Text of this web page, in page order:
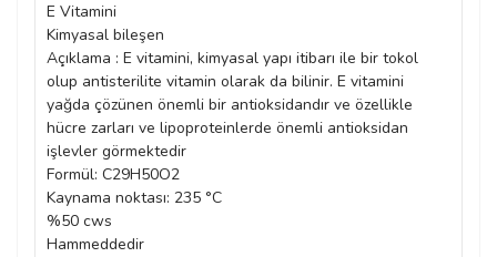
E Vitamini
Kimyasal bileşen
Açıklama : E vitamini, kimyasal yapı itibarı ile bir tokol
olup antisterilite vitamin olarak da bilinir. E vitamini
yağda çözünen önemli bir antioksidandır ve özellikle
hücre zarları ve lipoproteinlerde önemli antioksidan
işlevler görmektedir
Formül: C29H50O2
Kaynama noktası: 235 °C
%50 cws
Hammeddedir